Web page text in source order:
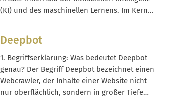
(KI) und des maschinellen Lernens. Im Kern
künstliche neuronale Netze, um
Zusammenhänge in Daten selbstständig zu
erkennen, ohne dass alle Regeln manuell
vorgegeben werden müssen. Während
klassische, regelbasierte...
Deepbot
1. Begriffserklärung: Was bedeutet Deepbot
genau? Der Begriff Deepbot bezeichnet einen
Webcrawler, der Inhalte einer Website nicht
nur oberflächlich, sondern in großer Tiefe